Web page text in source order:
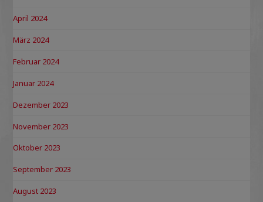
April 2024
März 2024
Februar 2024
Januar 2024
Dezember 2023
November 2023
Oktober 2023
September 2023
August 2023